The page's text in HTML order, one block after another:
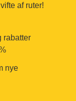
af ruter!
rabatter
nye